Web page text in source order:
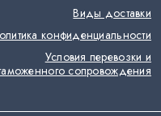
Виды доставки
конфиденциальности
Условия перевозки и
сопровождения